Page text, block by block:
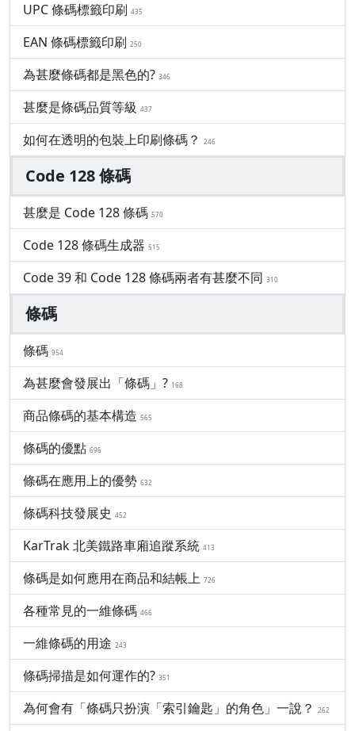
UPC 條碼標籤印刷 435
EAN 條碼標籤印刷 250
為甚麼條碼都是黑色的? 346
甚麼是條碼品質等級 437
如何在透明的包裝上印刷條碼？ 246
Code 128 條碼
甚麼是 Code 128 條碼 570
Code 128 條碼生成器 515
Code 39 和 Code 128 條碼兩者有甚麼不同 310
條碼
條碼 954
為甚麼會發展出「條碼」? 168
商品條碼的基本構造 565
條碼的優點 696
條碼在應用上的優勢 632
條碼科技發展史 452
KarTrak 北美鐵路車廂追蹤系統 413
條碼是如何應用在商品和結帳上 726
各種常見的一維條碼 466
一維條碼的用途 243
條碼掃描是如何運作的? 351
為何會有「條碼只扮演「索引鑰匙」的角色」一說？ 262